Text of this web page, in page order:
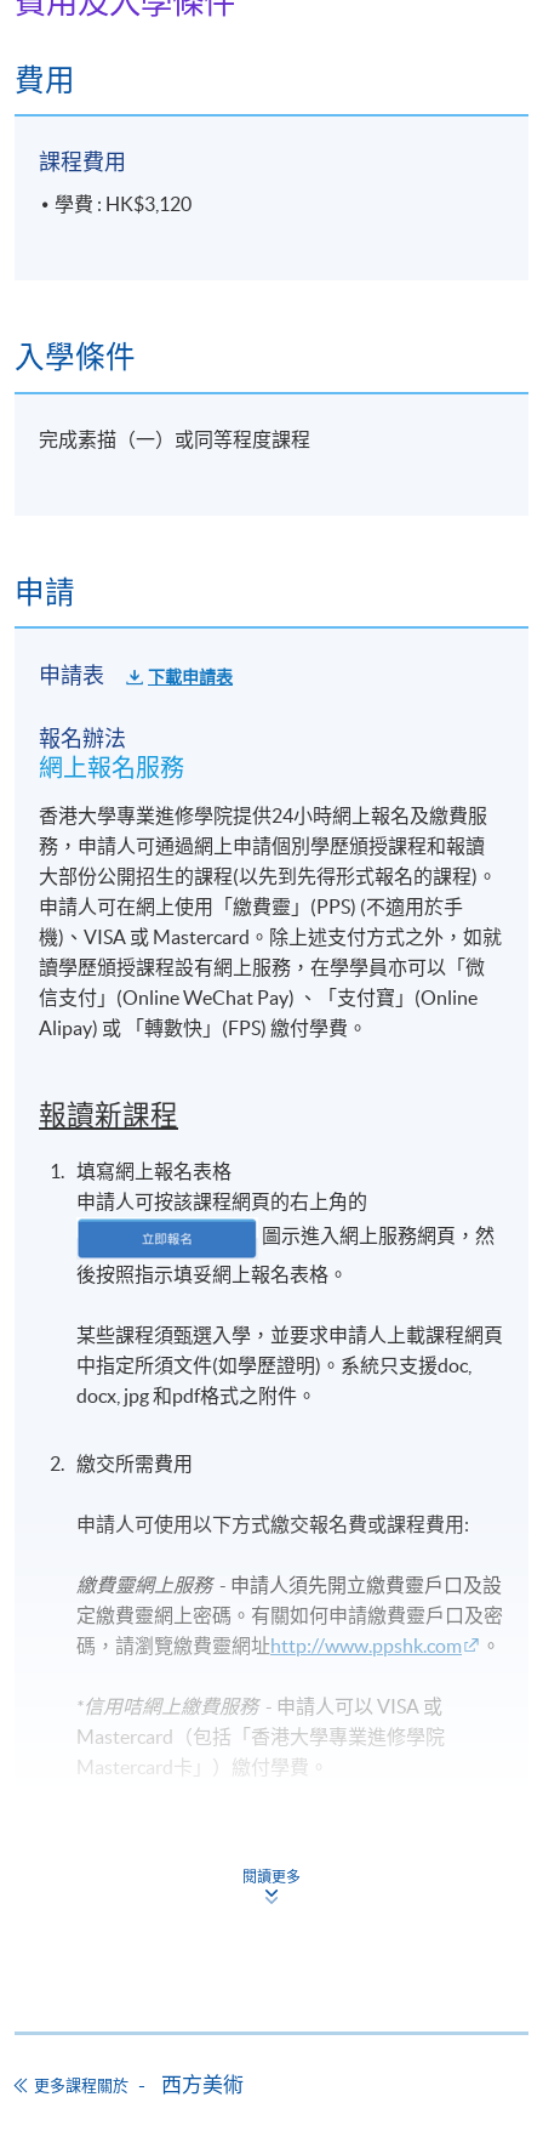
費用
課程費用
學費 : HK$3,120
入學條件
完成素描（一）或同等程度課程
申請
申請表 下載申請表
報名辦法
網上報名服務
香港大學專業進修學院提供24小時網上報名及繳費服
務，申請人可通過網上申請個別學歷頒授課程和報讀
大部份公開招生的課程(以先到先得形式報名的課程)。
申請人可在網上使用「繳費靈」(PPS) (不適用於手
機)、VISA 或 Mastercard。除上述支付方式之外，如就
讀學歷頒授課程設有網上服務，在學學員亦可以「微
信支付」(Online WeChat Pay) 、「支付寶」(Online
Alipay) 或 「轉數快」(FPS) 繳付學費。
報讀新課程
填寫網上報名表格
申請人可按該課程網頁的右上角的
圖示進入網上服務網頁，然
後按照指示填妥網上報名表格。
某些課程須甄選入學，並要求申請人上載課程網頁
中指定所須文件(如學歷證明)。系統只支援doc,
docx, jpg 和pdf格式之附件。
繳交所需費用
申請人可使用以下方式繳交報名費或課程費用:
繳費靈網上服務- 申請人須先開立繳費靈戶口及設
定繳費靈網上密碼。有關如何申請繳費靈戶口及密
碼，請瀏覽繳費靈網址http://www.ppshk.com 。
*信用咭網上繳費服務- 申請人可以 VISA 或
Mastercard（包括「香港大學專業進修學院
Mastercard卡」）繳付學費。
-短期課程
-個別學歷頒授課程
閱讀更多
更多課程關於 西方美術